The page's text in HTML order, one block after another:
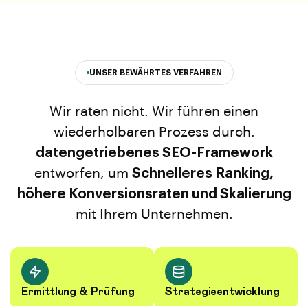
UNSER BEWÄHRTES VERFAHREN
Wir raten nicht. Wir führen einen
wiederholbaren Prozess durch.
datengetriebenes SEO-Framework
entworfen, um Schnelleres Ranking,
höhere Konversionsraten und Skalierung
mit Ihrem Unternehmen.
Ermittlung & Prüfung Strategieentwicklung